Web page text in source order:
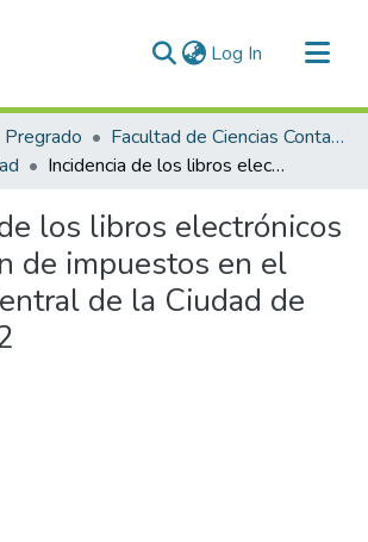
Log In (current)
Pregrado
Facultad de Ciencias Contables y Financieras
Incidencia de los libros electrónicos y la evasión de impuestos en el Mercado Central de la Ciudad de Puno, 2022
los libros electrónicos
de impuestos en el
de la Ciudad de